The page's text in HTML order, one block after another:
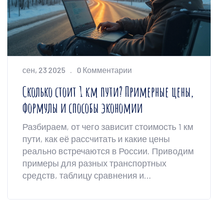
сен, 23 2025 0 Комментарии
Сколько стоит 1 км пути? Примерные цены,
формулы и способы экономии
Разбираем, от чего зависит стоимость 1 км
пути, как её рассчитать и какие цены
реально встречаются в России. Приводим
примеры для разных транспортных
средств, таблицу сравнения и